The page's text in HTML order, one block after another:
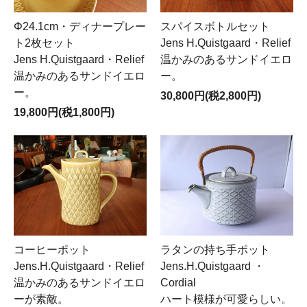
Φ24.1cm・ディナープレー
ト2枚セット
Jens H.Quistgaard・Relief
温かみのあるサンドイエロ
ー。
19,800円(税1,800円)
スパイスボトルセット
Jens H.Quistgaard・Relief
温かみのあるサンドイエロ
ー。
30,800円(税2,800円)
コーヒーポット
Jens.H.Quistgaard・Relief
温かみのあるサンドイエロ
ーが素敵。
ラタンの持ち手ポット
Jens.H.Quistgaard ・
Cordial
ハート模様が可愛らしい。